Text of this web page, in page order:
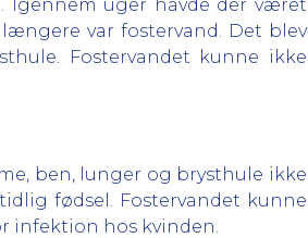
Igennem uger havde der været
var fostervand. Det blev
Fostervandet kunne ikke
ben, lunger og brysthule ikke
fødsel. Fostervandet kunne
infektion hos kvinden.